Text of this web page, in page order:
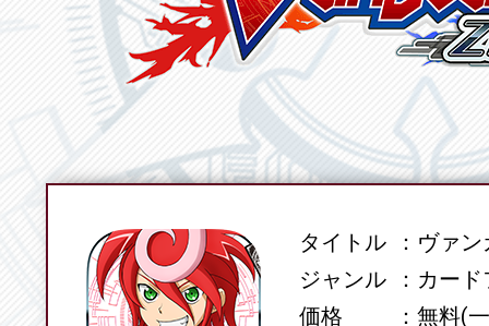
SPECタイトル
ヴァン
ジャンル
カード
価格
無料(